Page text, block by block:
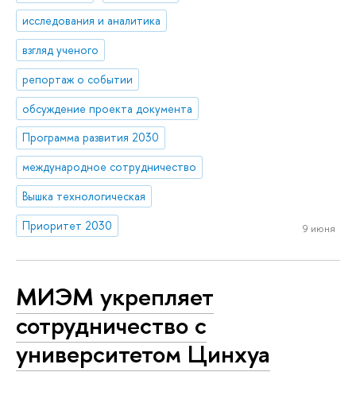
исследования и аналитика
взгляд ученого
репортаж о событии
обсуждение проекта документа
Программа развития 2030
международное сотрудничество
Вышка технологическая
Приоритет 2030
9 июня
МИЭМ укрепляет
сотрудничество с
университетом Цинхуа